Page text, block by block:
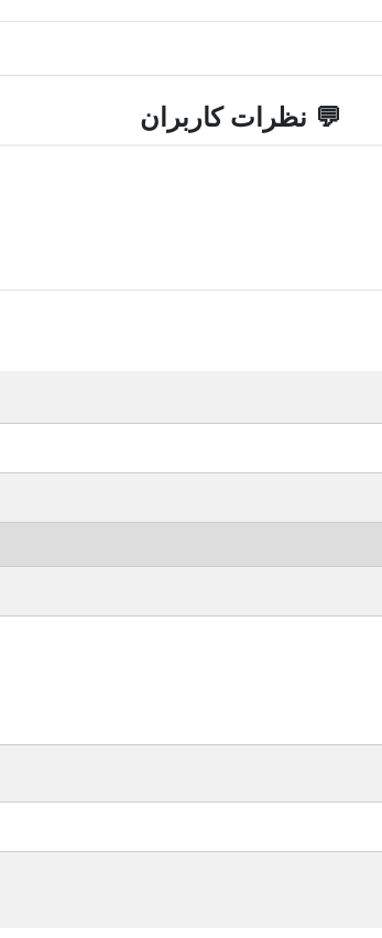
💬 نظرات کاربران